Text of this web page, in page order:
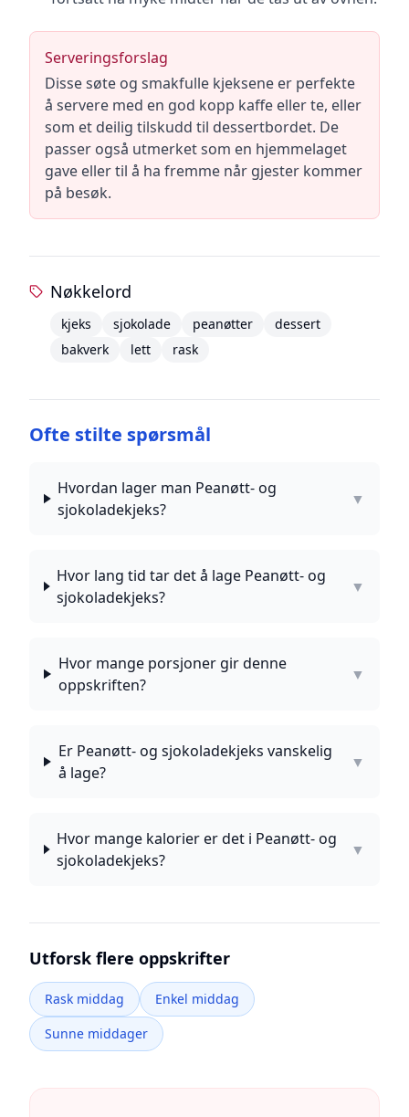
Serveringsforslag
Disse søte og smakfulle kjeksene er perfekte
å servere med en god kopp kaffe eller te, eller
som et deilig tilskudd til dessertbordet. De
passer også utmerket som en hjemmelaget
gave eller til å ha fremme når gjester kommer
på besøk.
Nøkkelord
kjeks sjokolade peanøtter
dessert
bakverk
lett rask
Ofte stilte spørsmål
Hvordan lager man Peanøtt- og
sjokoladekjeks?
▼
Hvor lang tid tar det å lage Peanøtt- og
sjokoladekjeks?
▼
Hvor mange porsjoner gir denne
oppskriften?
▼
Er Peanøtt- og sjokoladekjeks vanskelig
å lage?
▼
Hvor mange kalorier er det i Peanøtt- og
sjokoladekjeks?
▼
Utforsk flere oppskrifter
Rask middag
Enkel middag
Sunne middager